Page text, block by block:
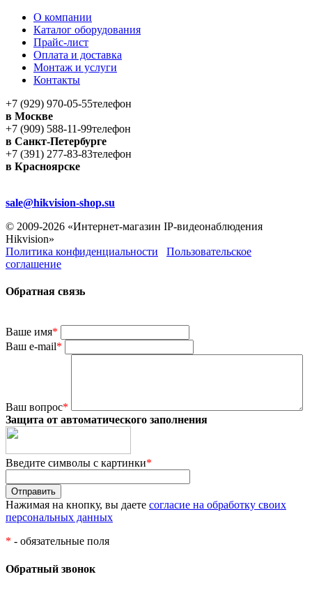
О компании
Каталог оборудования
Прайс-лист
Оплата и доставка
Монтаж и услуги
Контакты
+7 (929) 970-05-55телефон
в Москве
+7 (909) 588-11-99телефон
в Санкт-Петербурге
+7 (391) 277-83-83телефон
в Красноярске
sale@hikvision-shop.su
© 2009-2026 «Интернет-магазин IP-видеонаблюдения
Hikvision»
Политика конфиденциальности
Пользовательское
соглашение
Обратная связь
Ваше имя*
Ваш e-mail*
Ваш вопрос*
Защита от автоматического заполнения
Введите символы с картинки*
Нажимая на кнопку, вы даете согласие на обработку своих
персональных данных
* - обязательные поля
Обратный звонок